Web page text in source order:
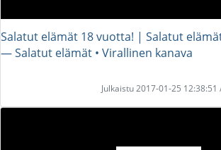
Salatut elämät 18 vuotta! | Salatut
― Salatut elämät • Virallinen kanava
Julkaistu 2017-01-25